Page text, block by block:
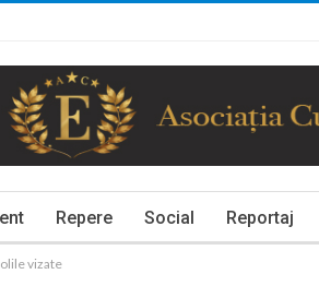
Repere Social Reportaj
vizate